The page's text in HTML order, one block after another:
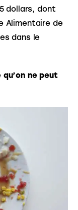
dollars, dont
Alimentaire de
dans le
ne peut